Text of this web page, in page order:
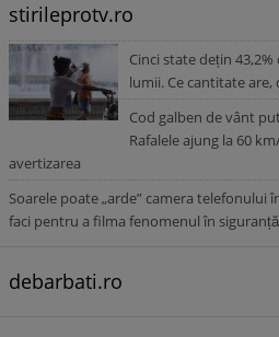
stirileprotv.ro
Cinci state dețin
lumii. Ce cantitate are,
Cod galben de vânt
Rafalele ajung la 60
avertizarea
Soarele poate „arde” camera telefonului
faci pentru a filma fenomenul în siguranță
debarbati.ro